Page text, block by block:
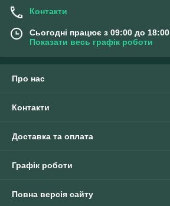
Контакти
Сьогодні працює з 09:00 до 18:00
Показати весь графік роботи
Про нас
Контакти
Доставка та оплата
Графік роботи
Повна версія сайту